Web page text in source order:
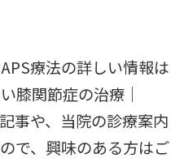
療法の詳しい情報は
膝関節症の治療｜
事や、当院の診療案内
で、興味のある方はご